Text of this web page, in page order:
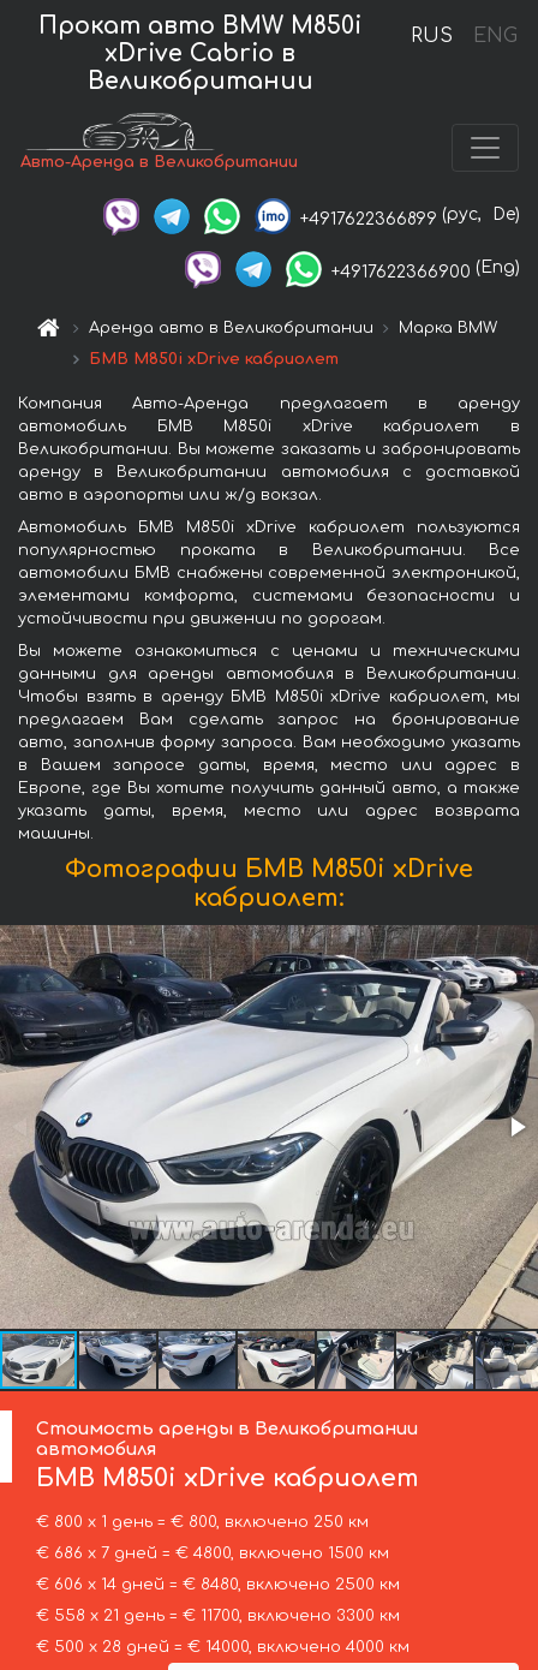
RUS ENG
Прокат авто BMW M850i
xDrive Cabrio в
Великобритании
Авто-Аренда в Великобритании
+4917622366899 (рус, De)
+4917622366900 (Eng)
Аренда авто в Великобритании
Марка BMW
БМВ M850i xDrive кабриолет
Компания Авто-Аренда предлагает в аренду
автомобиль БМВ M850i xDrive кабриолет в
Великобритании. Вы можете заказать и забронировать
аренду в Великобритании автомобиля с доставкой
авто в аэропорты или ж/д вокзал.
Автомобиль БМВ M850i xDrive кабриолет пользуются
популярностью проката в Великобритании. Все
автомобили БМВ снабжены современной электроникой,
элементами комфорта, системами безопасности и
устойчивости при движении по дорогам.
Вы можете ознакомиться с ценами и техническими
данными для аренды автомобиля в Великобритании.
Чтобы взять в аренду БМВ M850i xDrive кабриолет, мы
предлагаем Вам сделать запрос на бронирование
авто, заполнив форму запроса. Вам необходимо указать
в Вашем запросе даты, время, место или адрес в
Европе, где Вы хотите получить данный авто, а также
указать даты, время, место или адрес возврата
машины.
Фотографии БМВ M850i xDrive
кабриолет:
Стоимость аренды в Великобритании
автомобиля
БМВ M850i xDrive кабриолет
€ 800 х 1 день = € 800, включено 250 км
€ 686 х 7 дней = € 4800, включено 1500 км
€ 606 х 14 дней = € 8480, включено 2500 км
€ 558 х 21 день = € 11700, включено 3300 км
€ 500 х 28 дней = € 14000, включено 4000 км